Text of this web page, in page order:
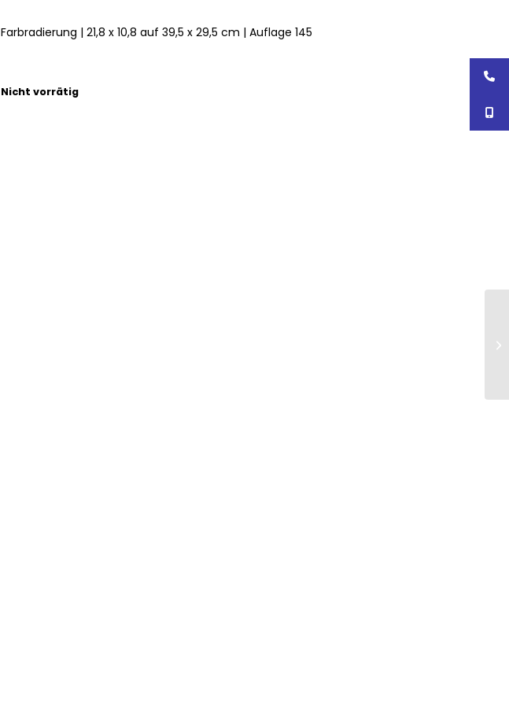
Farbradierung | 21,8 x 10,8 auf 39,5 x 29,5 cm | Auflage 145
Nicht vorrätig